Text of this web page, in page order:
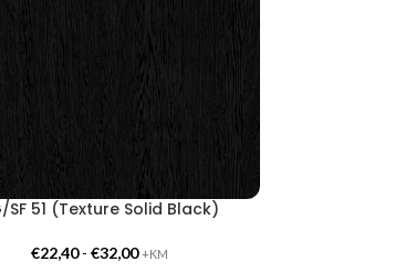
SF 51 (Texture Solid Black)
€22,40-€32,00 +KM